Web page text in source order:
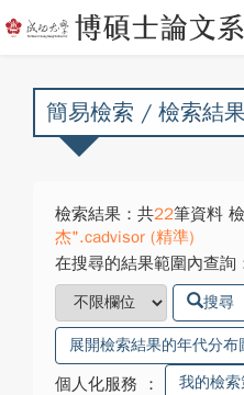
簡易檢索 / 檢索結果
檢索結果：共22筆資料
杰".cadvisor (精準)
在搜尋的結果範圍內查詢
搜尋
展開檢索結果的年代分布
個人化服務 ： 我的檢